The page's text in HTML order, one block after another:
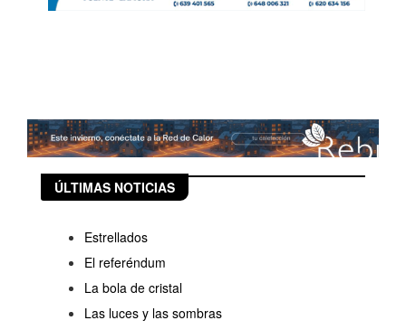
ÚLTIMAS NOTICIAS
Estrellados
El referéndum
La bola de cristal
Las luces y las sombras